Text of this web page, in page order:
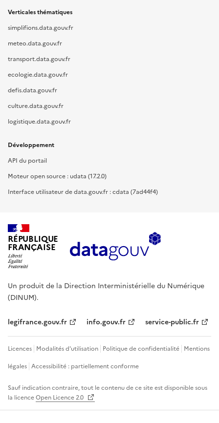
Verticales thématiques
simplifions.data.gouv.fr
meteo.data.gouv.fr
transport.data.gouv.fr
ecologie.data.gouv.fr
defis.data.gouv.fr
culture.data.gouv.fr
logistique.data.gouv.fr
Développement
API du portail
Moteur open source : udata (17.2.0)
Interface utilisateur de data.gouv.fr : cdata (7ad44f4)
RÉPUBLIQUE
FRANÇAISE
Un produit de la Direction Interministérielle du Numérique
(DINUM).
legifrance.gouv.fr info.gouv.fr service-public.fr
Licences Modalités d'utilisation Politique de confidentialité Mentions
légales Accessibilité : partiellement conforme
Sauf indication contraire, tout le contenu de ce site est disponible sous
la licenceOpen Licence 2.0